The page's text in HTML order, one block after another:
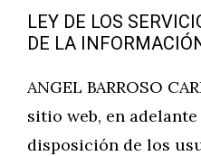
LEY DE LOS
DE LA
ANGEL BARROSO
sitio web, en adelante
disposición de los